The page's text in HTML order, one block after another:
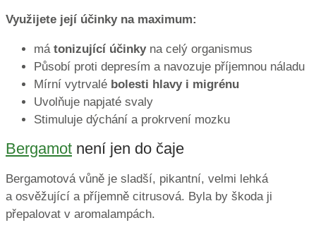
Využijete její účinky na maximum:
má tonizující účinky na celý organismus
Působí proti depresím a navozuje příjemnou náladu
Mírní vytrvalé bolesti hlavy i migrénu
Uvolňuje napjaté svaly
Stimuluje dýchání a prokrvení mozku
Bergamot není jen do čaje
Bergamotová vůně je sladší, pikantní, velmi lehká
a osvěžující a příjemně citrusová. Byla by škoda ji
přepalovat v aromalampách.